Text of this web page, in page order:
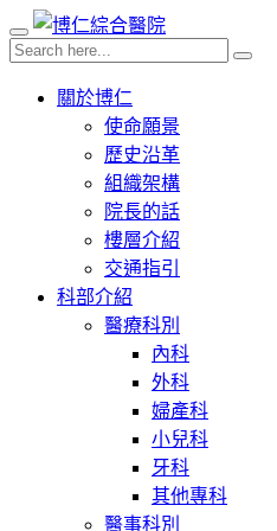
關於博仁
使命願景
歷史沿革
組織架構
院長的話
樓層介紹
交通指引
科部介紹
醫療科別
內科
外科
婦產科
小兒科
牙科
其他專科
醫事科別